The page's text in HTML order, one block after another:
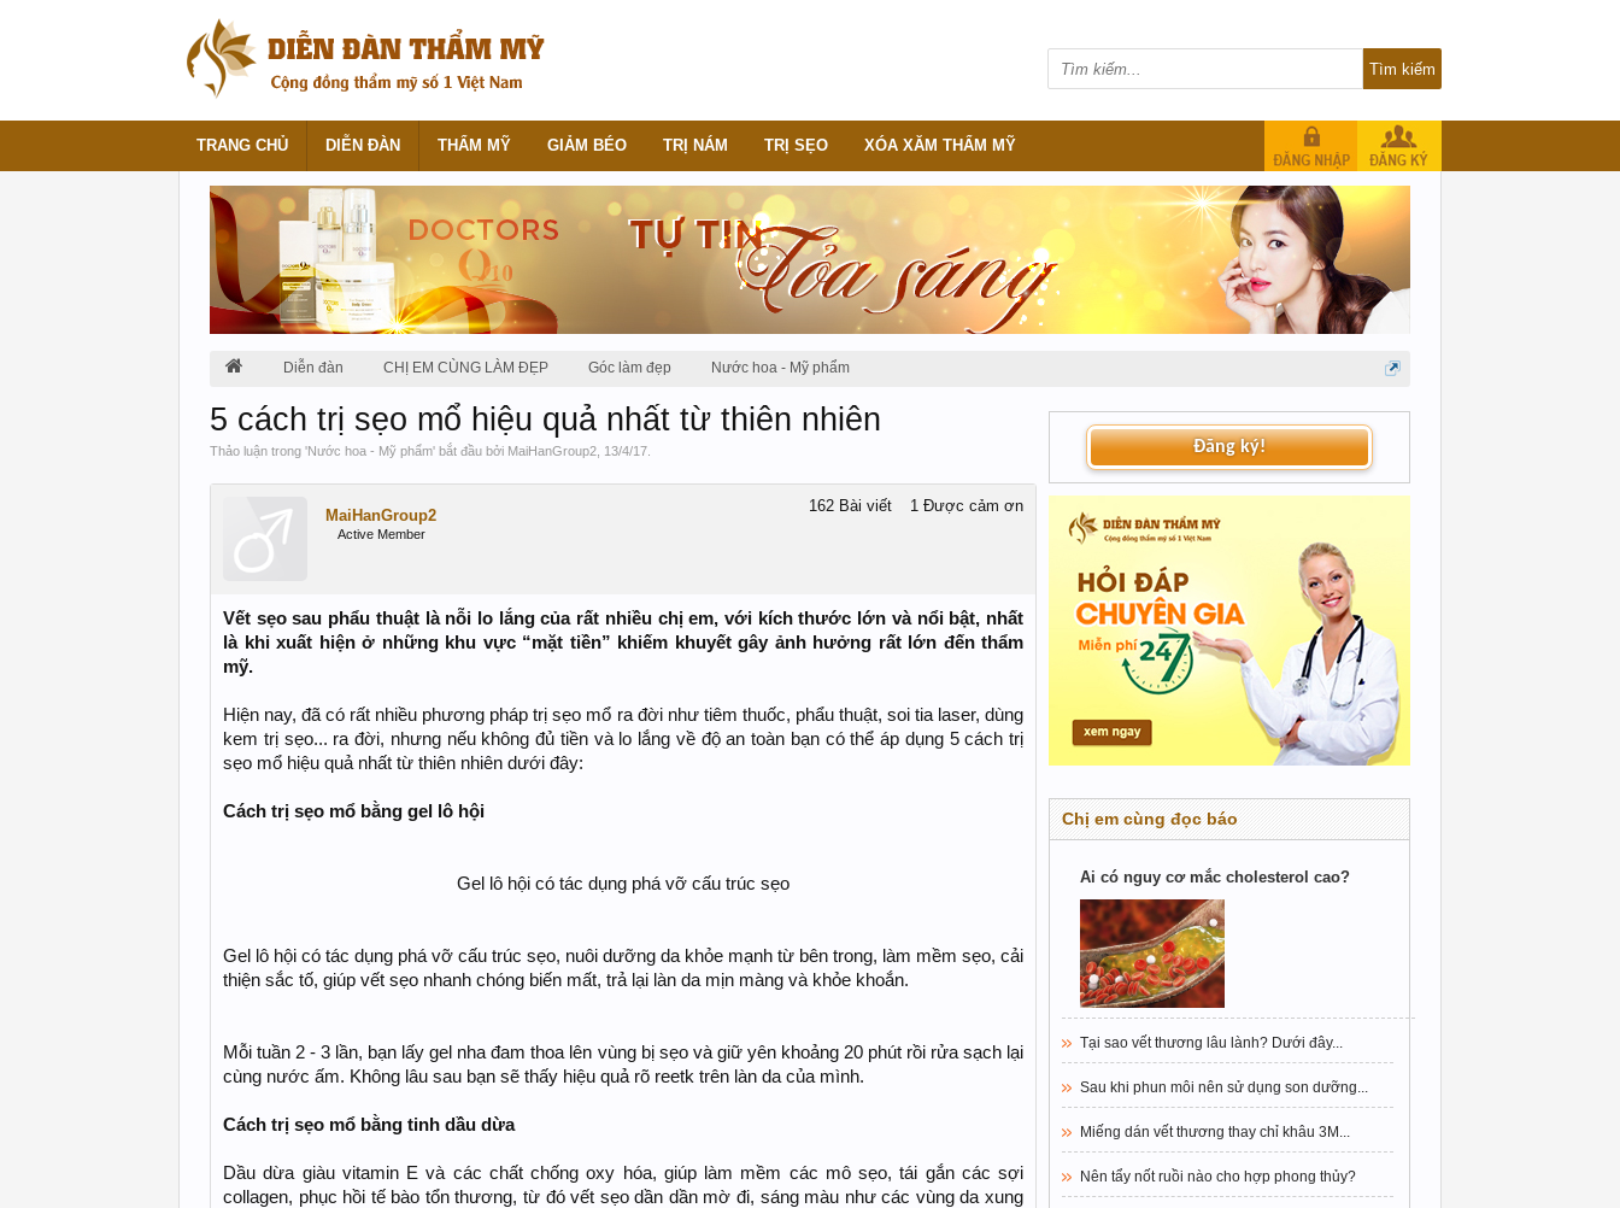
Diễn đàn CHỊ EM CÙNG LÀM ĐẸP Góc làm đẹp Nước hoa - Mỹ phẩm
5 cách trị sẹo mổ hiệu quả nhất từ thiên nhiên
Thảo luận trong 'Nước hoa - Mỹ phẩm' bắt đầu bởi MaiHanGroup2 13/4/17
MaiHanGroup2
Active Member
162 Bài viết 1 Được cảm ơn
Vết sẹo sau phẩu thuật là nỗi lo lắng của rất nhiều chị em, với kích thước lớn và nổi bật, nhất
là khi xuất hiện ở những khu vực “mặt tiền” khiếm khuyết gây ảnh hưởng rất lớn đến thẩm
mỹ.
Hiện nay, đã có rất nhiều phương pháp trị sẹo mổ ra đời như tiêm thuốc, phẩu thuật, soi tia laser, dùng
kem trị sẹo... ra đời, nhưng nếu không đủ tiền và lo lắng về độ an toàn bạn có thể áp dụng 5 cách trị
sẹo mổ hiệu quả nhất từ thiên nhiên dưới đây:
Cách trị sẹo mổ bằng gel lô hội
Gel lô hội có tác dụng phá vỡ cấu trúc sẹo
Gel lô hội có tác dụng phá vỡ cấu trúc sẹo, nuôi dưỡng da khỏe mạnh từ bên trong, làm mềm sẹo, cải
thiện sắc tố, giúp vết sẹo nhanh chóng biến mất, trả lại làn da mịn màng và khỏe khoắn.
Mỗi tuần 2 - 3 lần, bạn lấy gel nha đam thoa lên vùng bị sẹo và giữ yên khoảng 20 phút rồi rửa sạch lại
cùng nước ấm. Không lâu sau bạn sẽ thấy hiệu quả rõ reetk trên làn da của mình.
Cách trị sẹo mổ bằng tinh dầu dừa
Dầu dừa giàu vitamin E và các chất chống oxy hóa, giúp làm mềm các mô sẹo, tái gắn các sợi
collagen, phục hồi tế bào tổn thương, từ đó vết sẹo dần dần mờ đi, sáng màu như các vùng da xung
Đăng ký!
Chị em cùng đọc báo
Ai có nguy cơ mắc cholesterol cao?
Tại sao vết thương lâu lành? Dưới đây...
Sau khi phun môi nên sử dụng son dưỡng...
Miếng dán vết thương thay chỉ khâu 3M...
Nên tẩy nốt ruồi nào cho hợp phong thủy?
TRANG CHỦ DIỄN ĐÀN THẨM MỸ GIẢM BÉO TRỊ NÁM TRỊ SẸO XÓA XĂM THẨM MỸ